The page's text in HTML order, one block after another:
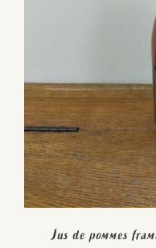
Jus de pommes